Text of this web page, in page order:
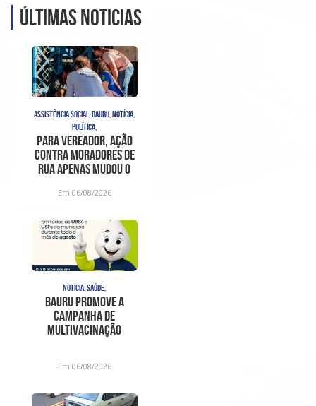
Últimas noticias
ASSISTÊNCIA SOCIAL, BAURU, NOTÍCIA,
POLÍTICA,
Para vereador, ação
contra moradores de
rua apenas mudou o
foi
Em 06/08/2026
NOTÍCIA, SAÚDE,
Bauru promove a
Campanha de
Multivacinação
Em 06/08/2026